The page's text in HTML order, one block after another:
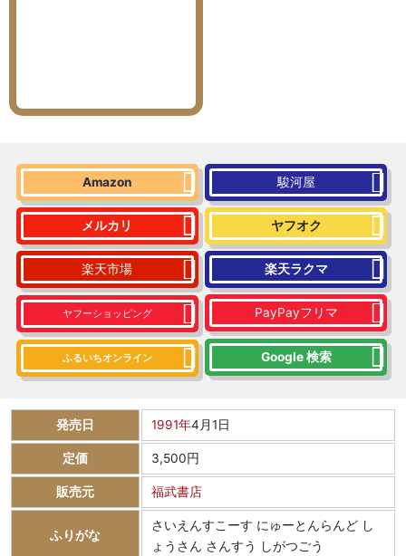
Amazon 駿河屋
メルカリ ヤフオク
楽天市場 楽天ラクマ
ヤフーショッピング PayPayフリマ
ふるいちオンライン Google 検索
発売日 1991年4月1日
定価 3,500円
販売元 福武書店
ふりがな
さいえんすこーす にゅーとんらんど し
ょうさん さんすう しがつごう